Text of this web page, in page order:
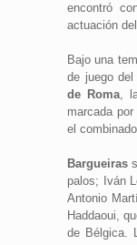
encontró
actuación
Bajo una
de juego del
de Roma,
marcada
el
Bargueiras
palos; Iván
Antonio
Haddaoui,
de Bélgica.